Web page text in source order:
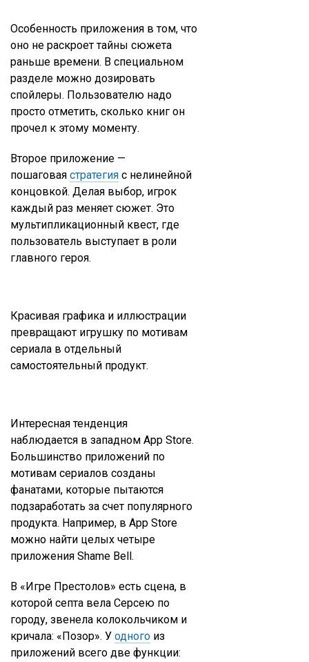
Особенность приложения в том, что
оно не раскроет тайны сюжета
раньше времени. В специальном
разделе можно дозировать
спойлеры. Пользователю надо
просто отметить, сколько книг он
прочел к этому моменту.
Второе приложение —
пошаговая стратегия с нелинейной
концовкой. Делая выбор, игрок
каждый раз меняет сюжет. Это
мультипликационный квест, где
пользователь выступает в роли
главного героя.
Красивая графика и иллюстрации
превращают игрушку по мотивам
сериала в отдельный
самостоятельный продукт.
Интересная тенденция
наблюдается в западном App Store.
Большинство приложений по
мотивам сериалов созданы
фанатами, которые пытаются
подзаработать за счет популярного
продукта. Например, в App Store
можно найти целых четыре
приложения Shame Bell.
В «Игре Престолов» есть сцена, в
которой септа вела Серсею по
городу, звенела колокольчиком и
кричала: «Позор». У одного из
приложений всего две функции: